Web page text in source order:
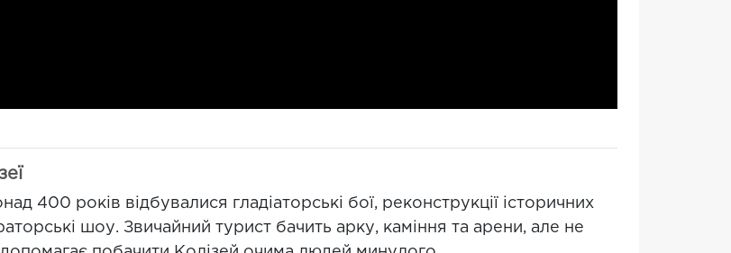
400 років відбувалися гладіаторські бої, реконструкції історичних
шоу. Звичайний турист бачить арку, каміння та арени, але не